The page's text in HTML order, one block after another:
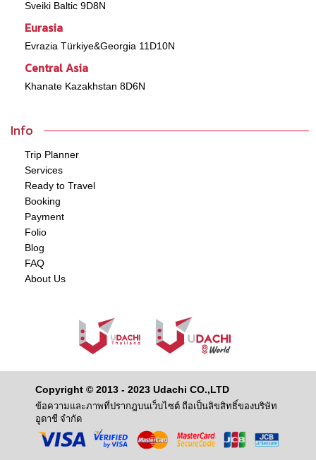
Sveiki Baltic 9D8N
Eurasia
Evrazia Türkiye&Georgia 11D10N
Central Asia
Khanate Kazakhstan 8D6N
Info
Trip Planner
Services
Ready to Travel
Booking
Payment
Folio
Blog
FAQ
About Us
Copyright © 2013 - 2023 Udachi CO.,LTD
ข้อความและภาพที่ปรากฎบนเว็บไซต์ ถือเป็นลิขสิทธิ์ของบริษัท
อูดาชี จำกัด